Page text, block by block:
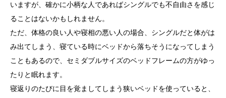
いますが、確かに小柄な人であればシングルでも不自由さを感じ
ることはないかもしれません。
ただ、体格の良い人や寝相の悪い人の場合、シングルだと体がは
み出てしまう、寝ている時にベッドから落ちそうになってしまう
こともあるので、セミダブルサイズのベッドフレームの方がゆっ
たりと眠れます。
寝返りのたびに目を覚ましてしまう狭いベッドを使っていると、